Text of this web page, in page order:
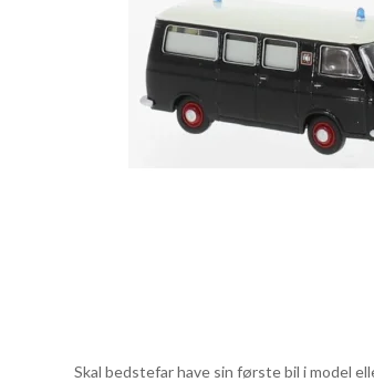
Skal bedstefar have sin første bil i model